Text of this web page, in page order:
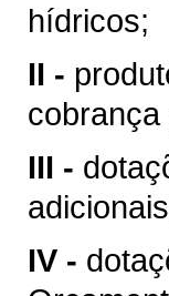
hídricos;
II -
III -
IV -